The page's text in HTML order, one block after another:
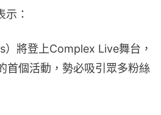
：
）將登上Complex Live舞台，
首個活動，勢必吸引眾多粉絲